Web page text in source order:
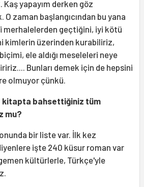
yapayım derken göz
O zaman başlangıcından bu yana
merhalelerden geçtiğini, iyi kötü
kimlerin üzerinden kurabiliriz,
ele aldığı meseleleri neye
Bunları demek için de hepsini
olmuyor çünkü.
kitapta bahsettiğiniz tüm
mu?
bir liste var. İlk kez
işte 240 küsur roman var
kültürlerle, Türkçe'yle